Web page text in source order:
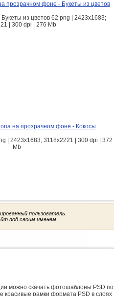
прозрачном фоне - Букеты из цветов
из цветов 62 png | 2423x1683;
| 300 dpi | 276 Mb
на прозрачном фоне - Кокосы
| 2423x1683; 3118х2221 | 300 dpi | 372
Mb
пользователь.
под своим именем.
можно скачать фотошаблоны PSD по
рамки формата PSD в слоях